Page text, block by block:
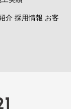
介 採用情報 お客